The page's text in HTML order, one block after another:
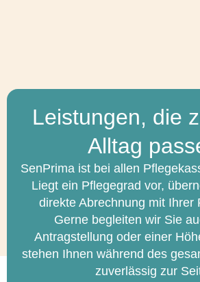
Leistungen, die
Alltag
SenPrima ist bei allen
Liegt ein Pflegegrad vor,
direkte Abrechnung mit Ihrer
Gerne begleiten wir Sie
Antragstellung oder einer
stehen Ihnen während des
zuverlässig zur